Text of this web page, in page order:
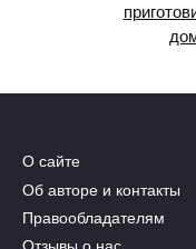
О сайте
Об авторе и контакты
Правообладателям